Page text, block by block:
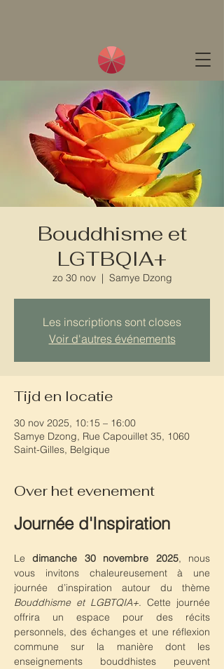
Bouddhisme et
LGTBQIA+
zo 30 nov
  |
Samye Dzong
Les inscriptions sont closes
Voir d'autres événements
Tijd en locatie
30 nov 2025, 10:15 – 16:00
Samye Dzong, Rue Capouillet 35, 1060
Saint-Gilles, Belgique
Over het evenement
Journée d'Inspiration
Le dimanche 30 novembre 2025, nous
vous invitons chaleureusement à une
Bouddhisme et LGBTQIA+. Cette journée
offrira un espace pour des récits
personnels, des échanges et une réflexion
commune sur la manière dont les
enseignements bouddhistes peuvent